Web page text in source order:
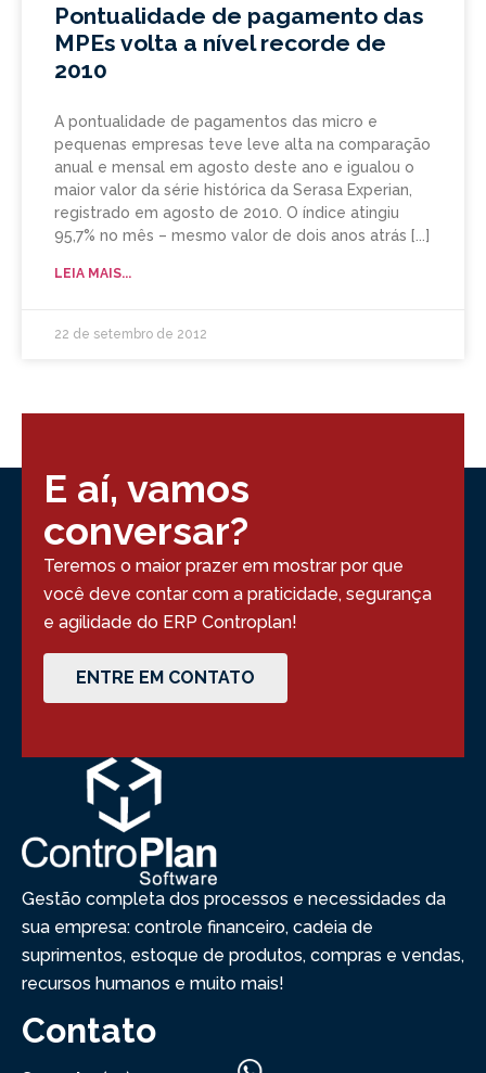
Pontualidade de pagamento das
MPEs volta a nível recorde de
2010
A pontualidade de pagamentos das micro e
pequenas empresas teve leve alta na comparação
anual e mensal em agosto deste ano e igualou o
maior valor da série histórica da Serasa Experian,
registrado em agosto de 2010. O índice atingiu
95,7% no mês – mesmo valor de dois anos atrás
LEIA MAIS...
22 de setembro de 2012
E aí, vamos
conversar?
Teremos o maior prazer em mostrar por que
você deve contar com a praticidade, segurança
e agilidade do ERP Controplan!
ENTRE EM CONTATO
Gestão completa dos processos e necessidades da
sua empresa: controle financeiro, cadeia de
suprimentos, estoque de produtos, compras e vendas,
recursos humanos e muito mais!
Contato